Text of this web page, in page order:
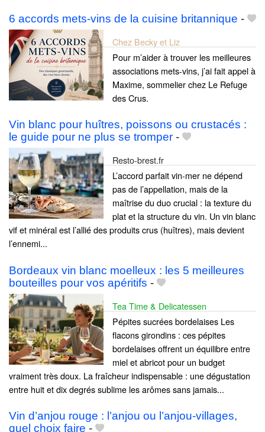
6 accords mets-vins de la cuisine britannique -
Chez Becky et Liz
Pour m’aider à trouver les meilleures
associations mets-vins, j’ai fait appel à
Maxime, sommelier chez Le Refuge
des Crus.
Vin blanc pour huîtres, poissons ou crustacés :
le guide pour ne plus se tromper -
Resto-brest.fr
L’accord parfait vin-mer ne dépend
pas de l’appellation, mais de la
maîtrise du duo crucial : la texture du
plat et la structure du vin. Un vin blanc
vif et minéral est l’allié des produits crus (huîtres), mais devient
l’ennemi...
Bordeaux vin blanc moelleux : les 5 meilleures
bouteilles pour vos apéritifs -
Tea Time & Delicatessen
Pépites sucrées bordelaises Les
flacons girondins : ces pépites
bordelaises offrent un équilibre entre
miel et abricot pour un budget
vraiment très doux. La fraîcheur indispensable : une dégustation
entre huit et dix degrés sublime les arômes sans jamais...
Vin d’anjou rouge : l’anjou ou l’anjou-villages,
quel choix faire -